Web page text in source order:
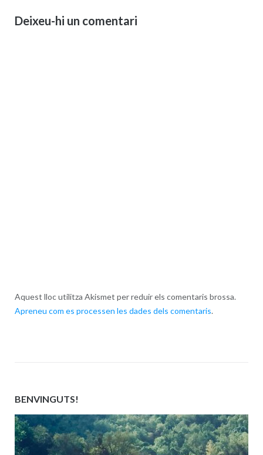
Deixeu-hi un comentari
Aquest lloc utilitza Akismet per reduir els comentaris brossa.
Apreneu com es processen les dades dels comentaris.
BENVINGUTS!